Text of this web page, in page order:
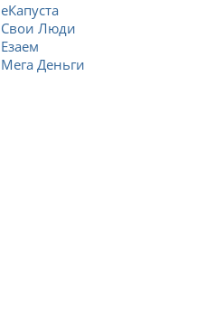
еКапуста
Свои Люди
Езаем
Мега Деньги